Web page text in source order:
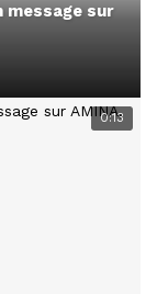
message sur
0:13